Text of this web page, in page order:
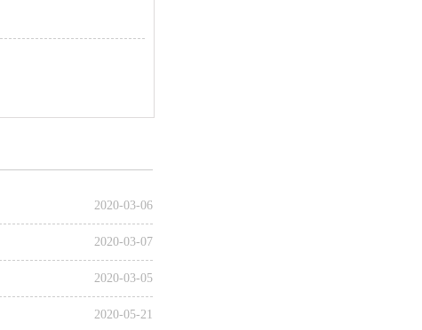
2020-03-06
2020-03-07
2020-03-05
2020-05-21